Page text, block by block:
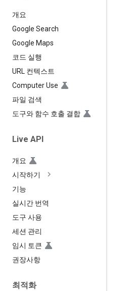
개요
Google Search
Google Maps
코드 실행
URL 컨텍스트
Computer Use
파일 검색
도구와 함수 호출 결합
Live API
개요
시작하기
기능
실시간 번역
도구 사용
세션 관리
임시 토큰
권장사항
최적화